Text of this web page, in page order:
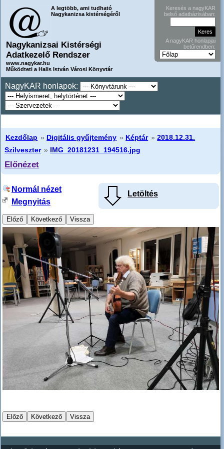
A legtöbb, ami tudható
Nagykanizsa kistérségéről
Nagykanizsai Kistérségi
Adatkezelő Rendszer
www.nagykar.hu
Működteti a Halis István Városi Könyvtár
Keresés a nagyKAR
belső adatbázisában:
A nagyKAR honlapjai
betűrendben:
NagyKAR honlapok:
Kezdőlap » Digitális gyűjtemény » Képtár »2018.12.31.
Szilveszter » IMG_20181231_194516.jpg
Előnézet
Letöltés
Normál nézet
Megnyitás